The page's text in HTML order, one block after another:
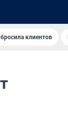
клиентов